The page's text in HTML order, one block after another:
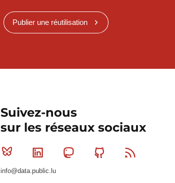
Publier une réutilisation
Suivez-nous
sur les réseaux sociaux
Bluesky Linkedin MastodonGithub
info@data.public.lu